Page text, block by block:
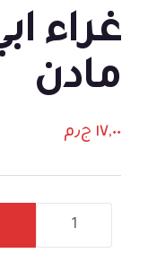
مادن
١٧,٠٠ ج٫م